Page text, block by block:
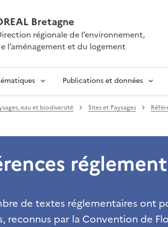
Bretagne
régionale de l’environnement,
l’aménagement et du logement
Publications et données
eau et biodiversité Sites et Paysages
de textes réglementaires ont
reconnus par la Convention de